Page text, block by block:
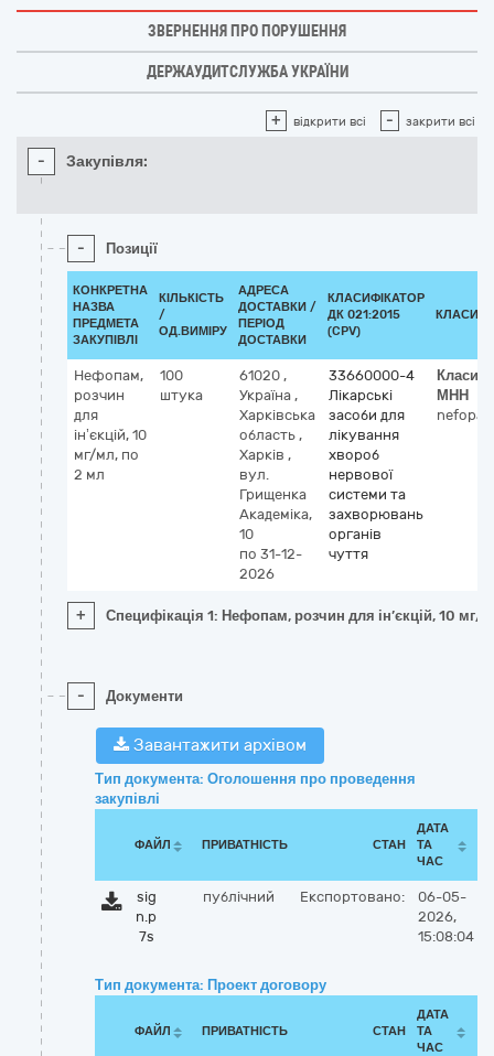
ЗВЕРНЕННЯ ПРО ПОРУШЕННЯ
ДЕРЖАУДИТСЛУЖБА УКРАЇНИ
+ відкрити всі - закрити всі
- Закупівля:
- Позиції
КОНКРЕТНА
НАЗВА
ПРЕДМЕТА
ЗАКУПІВЛІ
КІЛЬКІСТЬ
/
ОД.ВИМІРУ
АДРЕСА
ДОСТАВКИ /
ПЕРІОД
ДОСТАВКИ
КЛАСИФІКАТОР
ДК 021:2015
(CPV)
Нефопам,
розчин
для
ін’єкцій, 10
мг/мл, по
2 мл
100
штука
61020 ,
Україна ,
Харківська
область ,
Харків ,
вул.
Грищенка
Академіка,
10
по 31-12-
2026
33660000-4
Лікарські
засоби для
лікування
хвороб
нервової
системи та
захворювань
органів
чуття
МНН
+ Специфікація 1: Нефопам, розчин для ін’єкцій, 10 мг/
- Документи
Завантажити архівом
Тип документа: Оголошення про проведення
закупівлі
ФАЙЛ ПРИВАТНІСТЬ СТАН
ДАТА
ТА
ЧАС
sig
n.p
7s
публічний Експортовано:
06-05-
2026,
15:08:04
Тип документа: Проект договору
ФАЙЛ ПРИВАТНІСТЬ СТАН
ДАТА
ТА
ЧАС